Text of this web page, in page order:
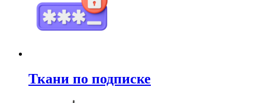
Ткани по подписке